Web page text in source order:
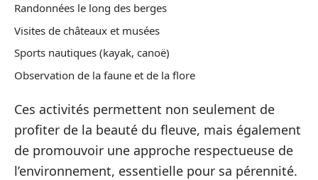
Randonnées le long des berges
Visites de châteaux et musées
Sports nautiques (kayak, canoë)
Observation de la faune et de la flore
Ces activités permettent non seulement de
profiter de la beauté du fleuve, mais également
de promouvoir une approche respectueuse de
l’environnement, essentielle pour sa pérennité.